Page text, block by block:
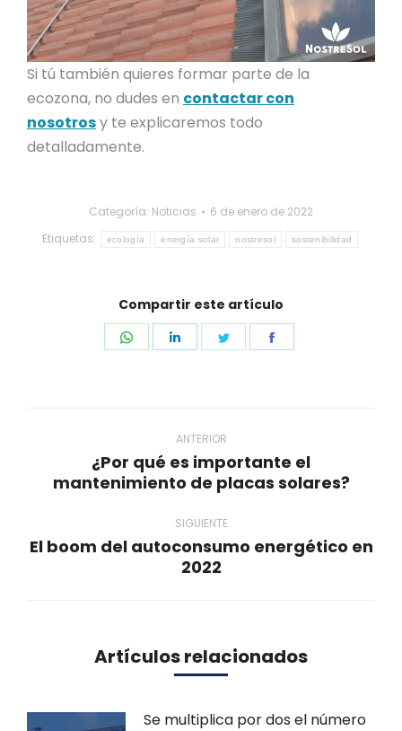
Si tú también quieres formar parte de la
ecozona, no dudes en contactar con
nosotrosy te explicaremos todo
detalladamente.
Categoría: Noticias
6 de enero de 2022
Etiquetas:
ecología energía solar nostresol sostenibilidad
Compartir este artículo
Share
Share
Share
publicaciones
ANTERIOR
Publicación
anterior:
¿Por qué es importante el
mantenimiento de placas solares?
SIGUIENTE
Publicación
El boom del autoconsumo energético en
2022
Artículos relacionados
Se multiplica por dos el número